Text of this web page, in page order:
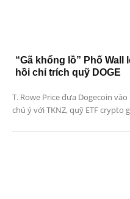
“Gã khổng lồ” Phố
hồi chỉ trích quỹ DOGE
T. Rowe Price đưa Dogecoin
chú ý với TKNZ, quỹ ETF crypto